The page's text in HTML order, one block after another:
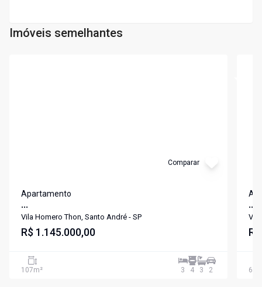
Imóveis semelhantes
Comparar
Apartamento
...
Vila Homero Thon, Santo André - SP
R$ 1.145.000,00
107m² 3 4 3 2
...
61